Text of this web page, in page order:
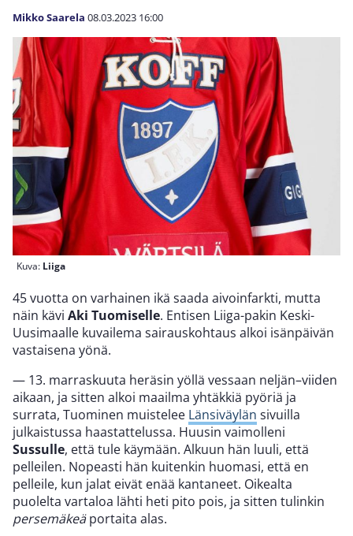
Mikko Saarela 08.03.2023 16:00
Kuva: Liiga
45 vuotta on varhainen ikä saada aivoinfarkti, mutta
näin kävi Aki Tuomiselle. Entisen Liiga-pakin Keski-
Uusimaalle kuvailema sairauskohtaus alkoi isänpäivän
vastaisena yönä.
— 13. marraskuuta heräsin yöllä vessaan neljän–viiden
aikaan, ja sitten alkoi maailma yhtäkkiä pyöriä ja
surrata, Tuominen muistelee Länsiväylän sivuilla
julkaistussa haastattelussa. Huusin vaimolleni
Sussulle, että tule käymään. Alkuun hän luuli, että
pelleilen. Nopeasti hän kuitenkin huomasi, että en
pelleile, kun jalat eivät enää kantaneet. Oikealta
puolelta vartaloa lähti heti pito pois, ja sitten tulinkin
persemäkeäportaita alas.